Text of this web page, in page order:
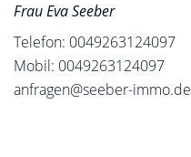
Frau Eva Seeber
Telefon: 0049263124097
Mobil: 0049263124097
anfragen@seeber-immo.de